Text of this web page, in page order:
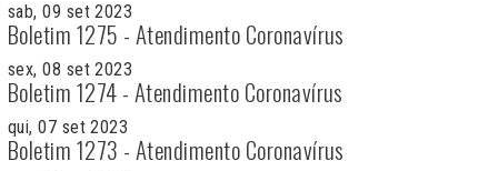
sab, 09 set 2023
Boletim 1275 - Atendimento Coronavírus
sex, 08 set 2023
Boletim 1274 - Atendimento Coronavírus
qui, 07 set 2023
Boletim 1273 - Atendimento Coronavírus